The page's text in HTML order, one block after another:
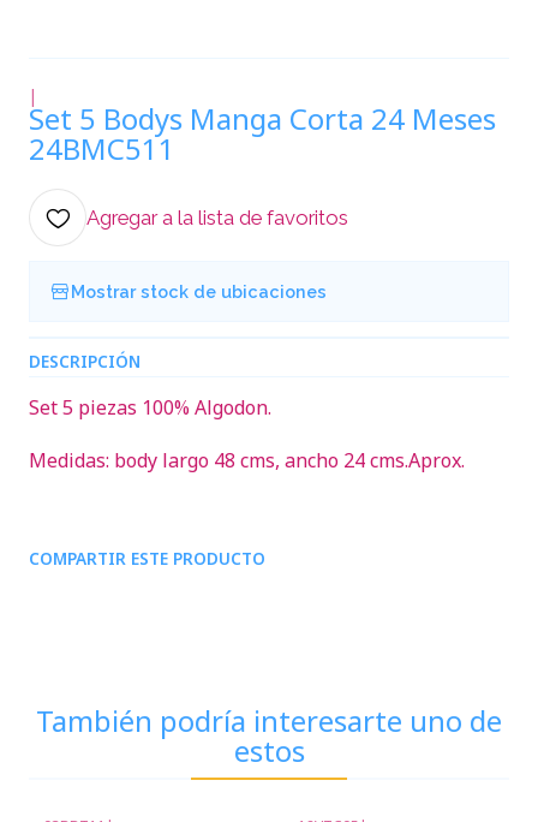
|
Set 5 Bodys Manga Corta 24 Meses
24BMC511
Agregar a la lista de favoritos
Mostrar stock de ubicaciones
DESCRIPCIÓN
Set 5 piezas 100% Algodon.
Medidas: body largo 48 cms, ancho 24 cms.Aprox.
COMPARTIR ESTE PRODUCTO
También podría interesarte uno de
estos